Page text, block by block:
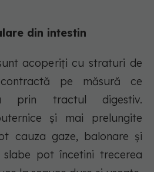
din intestin
acoperiți cu straturi de
pe măsură ce
prin tractul digestiv.
și mai prelungite
cauza gaze, balonare și
slabe pot încetini trecerea